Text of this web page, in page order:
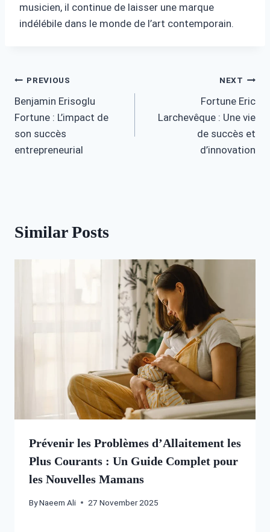
musicien, il continue de laisser une marque
indélébile dans le monde de l’art contemporain.
Post
navigation
PREVIOUS
Benjamin Erisoglu
Fortune : L’impact de
son succès
entrepreneurial
NEXT
Fortune Eric
Larchevêque : Une vie
de succès et
d’innovation
Similar Posts
Prévenir les Problèmes d’Allaitement les
Plus Courants : Un Guide Complet pour
les Nouvelles Mamans
ByNaeem Ali 27 November 2025